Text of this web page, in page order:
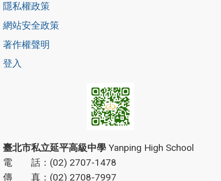
隱私權政策
網站安全政策
著作權聲明
登入
臺北市私立延平高級中學 Yanping High School
電 話：(02) 2707-1478
傳 真：(02) 2708-7997